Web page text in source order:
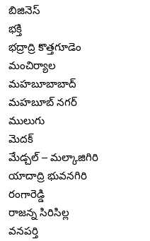
బిజినెస్
భక్తి
భద్రాద్రి కొత్తగూడెం
మంచిర్యాల
మహబూబాబాద్
మహబూబ్ నగర్
ములుగు
మెదక్
మేడ్చల్ – మల్కాజిగిరి
యాదాద్రి భువనగిరి
రంగారెడ్డి
రాజన్న సిరిసిల్ల
వనపర్తి